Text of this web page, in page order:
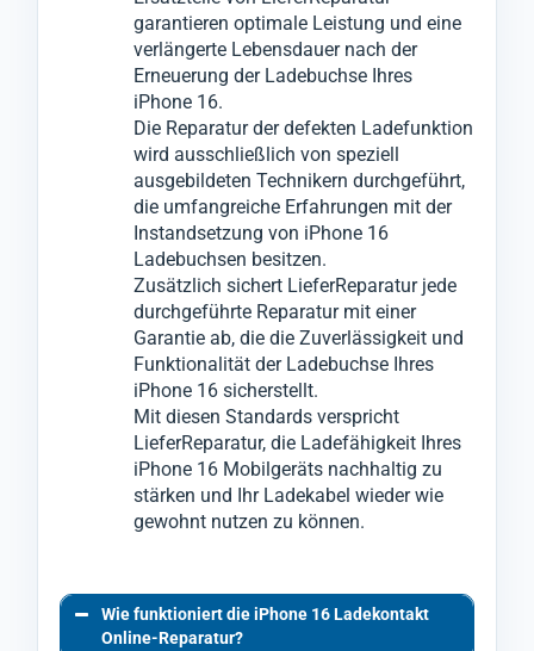
garantieren optimale Leistung und eine
verlängerte Lebensdauer nach der
Erneuerung der Ladebuchse Ihres
iPhone 16.
Die Reparatur der defekten Ladefunktion
wird ausschließlich von speziell
ausgebildeten Technikern durchgeführt,
die umfangreiche Erfahrungen mit der
Instandsetzung von iPhone 16
Ladebuchsen besitzen.
Zusätzlich sichert LieferReparatur jede
durchgeführte Reparatur mit einer
Garantie ab, die die Zuverlässigkeit und
Funktionalität der Ladebuchse Ihres
iPhone 16 sicherstellt.
Mit diesen Standards verspricht
LieferReparatur, die Ladefähigkeit Ihres
iPhone 16 Mobilgeräts nachhaltig zu
stärken und Ihr Ladekabel wieder wie
gewohnt nutzen zu können.
Wie funktioniert die iPhone 16 Ladekontakt
Online-Reparatur?